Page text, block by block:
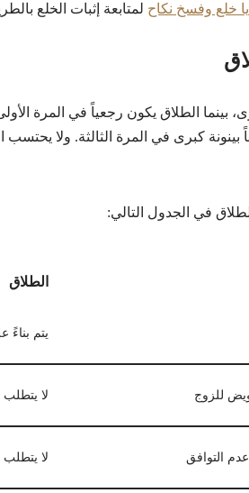
خلع وفسخ نكاح لمتابعة إثبات الخلع
بينما الطلاق يكون رجعياً في المرة
بينونة كبرى في المرة الثالثة. ولا
في الجدول التالي:
الطلاق
يتم بناءً
للزوج لا
التوافق لا